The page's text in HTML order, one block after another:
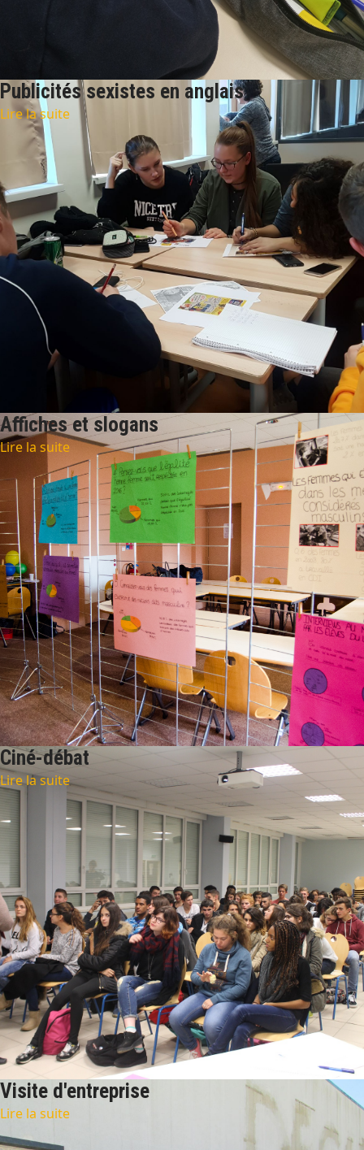
Publicités sexistes en anglais
Lire la suite
Affiches et slogans
Lire la suite
Ciné-débat
Lire la suite
Visite d'entreprise
Lire la suite